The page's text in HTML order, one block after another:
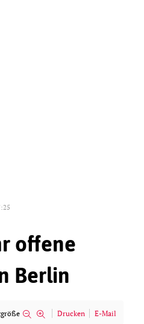
offene
Berlin
Drucken E-Mail